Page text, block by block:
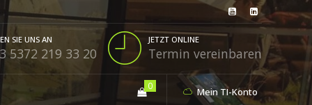
JETZT ONLINE
Termin vereinbaren
SIE UNS AN
5372 219 33 20
0 Mein TI-Konto